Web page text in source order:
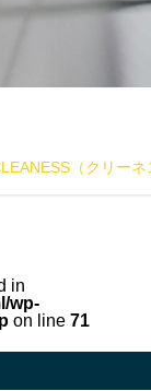
page-
（クリー
in
wp-
on line 71